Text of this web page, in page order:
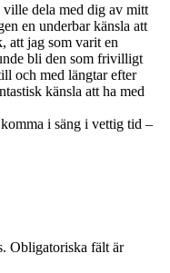
dela med dig av mitt
en underbar känsla att
att jag som varit en
bli den som frivilligt
och med längtar efter
känsla att ha med
i säng i vettig tid –
Obligatoriska fält är